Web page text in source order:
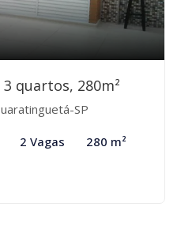
quartos, 280m²
SP
2 Vagas 280 m²